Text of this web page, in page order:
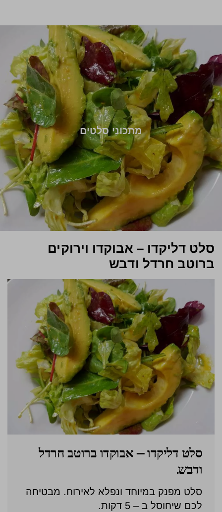
מתכוני סלטים
סלט דליקדו – אבוקדו וירוקים
ברוטב חרדל ודבש
סלט דליקדו – אבוקדו ברוטב חרדל
ודבש.
סלט מפנק במיוחד ונפלא לאירוח. מבטיחה
לכם שיחוסל ב – 5 דקות.